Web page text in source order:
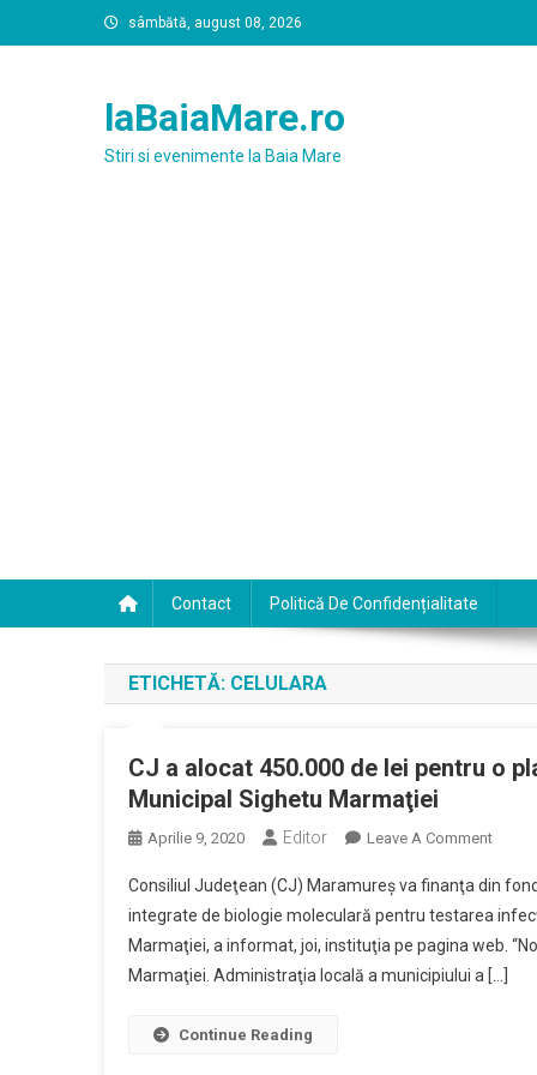
to
sâmbătă, august 08, 2026
laBaiaMare.ro
Stiri si evenimente la Baia Mare
Contact Politică De Confidențialitate
ETICHETĂ: CELULARA
CJ a alocat 450.000 de lei pentru o
Municipal Sighetu Marmaţiei
Aprilie 9, 2020 Editor Leave A CommentOn
A
Alocat
Consiliul Judeţean (CJ) Maramureş va finanţa din
integrate de biologie moleculară pentru testarea
Marmaţiei, a informat, joi, instituţia pe pagina web.
Marmaţiei. Administraţia locală a municipiului a […]
Continue Reading